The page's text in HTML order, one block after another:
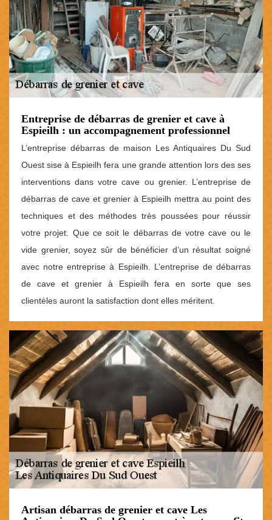
Entreprise de débarras de grenier et cave à
Espieilh : un accompagnement professionnel
L’entreprise débarras de maison Les Antiquaires Du Sud
Ouest sise à Espieilh fera une grande attention lors des ses
interventions dans votre cave ou grenier. L’entreprise de
débarras de cave et grenier à Espieilh mettra au point des
techniques et des méthodes très poussées pour réussir
votre projet. Que ce soit le débarras de votre cave ou le
vide grenier, soyez sûr de bénéficier d’un résultat soigné
avec notre entreprise à Espieilh. L’entreprise de débarras
de cave et grenier à Espieilh fera en sorte que ses
clientèles auront la satisfaction dont elles méritent.
Artisan débarras de grenier et cave Les